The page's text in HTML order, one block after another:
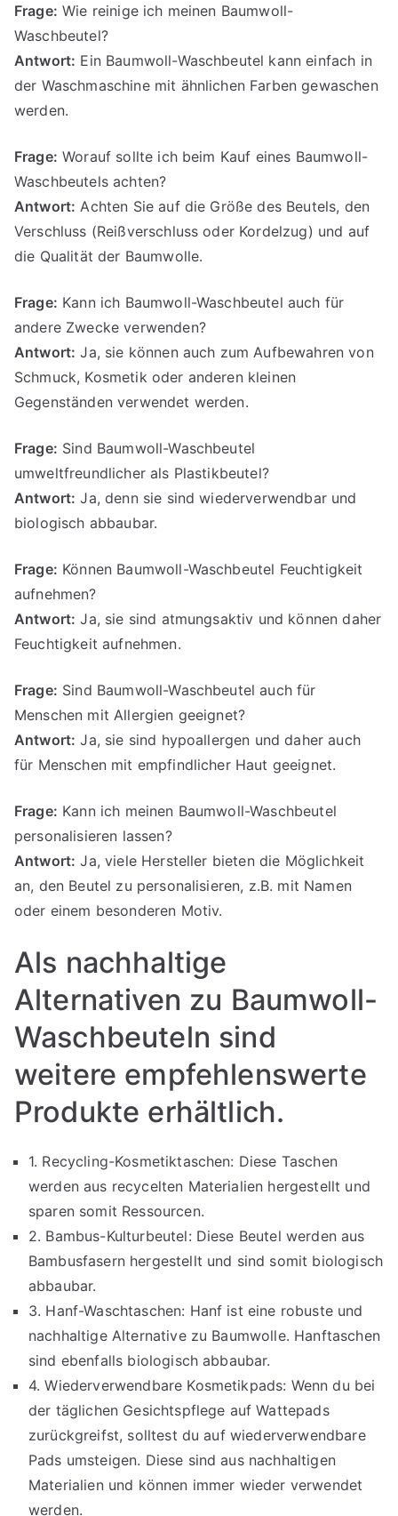
Frage: Wie reinige ich meinen Baumwoll-
Waschbeutel?
Antwort: Ein Baumwoll-Waschbeutel kann einfach in
der Waschmaschine mit ähnlichen Farben gewaschen
werden.
Frage: Worauf sollte ich beim Kauf eines Baumwoll-
Waschbeutels achten?
Antwort: Achten Sie auf die Größe des Beutels, den
Verschluss (Reißverschluss oder Kordelzug) und auf
die Qualität der Baumwolle.
Frage: Kann ich Baumwoll-Waschbeutel auch für
andere Zwecke verwenden?
Antwort: Ja, sie können auch zum Aufbewahren von
Schmuck, Kosmetik oder anderen kleinen
Gegenständen verwendet werden.
Frage: Sind Baumwoll-Waschbeutel
umweltfreundlicher als Plastikbeutel?
Antwort: Ja, denn sie sind wiederverwendbar und
biologisch abbaubar.
Frage: Können Baumwoll-Waschbeutel Feuchtigkeit
aufnehmen?
Antwort: Ja, sie sind atmungsaktiv und können daher
Feuchtigkeit aufnehmen.
Frage: Sind Baumwoll-Waschbeutel auch für
Menschen mit Allergien geeignet?
Antwort: Ja, sie sind hypoallergen und daher auch
für Menschen mit empfindlicher Haut geeignet.
Frage: Kann ich meinen Baumwoll-Waschbeutel
personalisieren lassen?
Antwort: Ja, viele Hersteller bieten die Möglichkeit
an, den Beutel zu personalisieren, z.B. mit Namen
oder einem besonderen Motiv.
Als nachhaltige
Alternativen zu Baumwoll-
Waschbeuteln sind
weitere empfehlenswerte
Produkte erhältlich.
1. Recycling-Kosmetiktaschen: Diese Taschen
werden aus recycelten Materialien hergestellt und
sparen somit Ressourcen.
2. Bambus-Kulturbeutel: Diese Beutel werden aus
Bambusfasern hergestellt und sind somit biologisch
abbaubar.
3. Hanf-Waschtaschen: Hanf ist eine robuste und
nachhaltige Alternative zu Baumwolle. Hanftaschen
sind ebenfalls biologisch abbaubar.
4. Wiederverwendbare Kosmetikpads: Wenn du bei
der täglichen Gesichtspflege auf Wattepads
zurückgreifst, solltest du auf wiederverwendbare
Pads umsteigen. Diese sind aus nachhaltigen
Materialien und können immer wieder verwendet
werden.